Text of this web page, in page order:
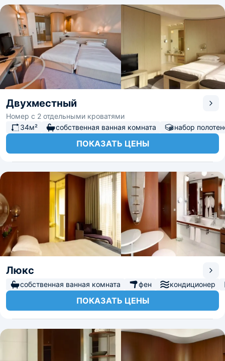
Двухместный
Номер с 2 отдельными кроватями
34м²
собственная ванная комната набор
ПОКАЗАТЬ ЦЕНЫ
Люкс
собственная ванная комната фен кондиционер
ПОКАЗАТЬ ЦЕНЫ